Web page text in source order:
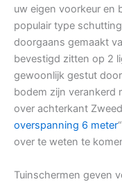
uw eigen voorkeur en
populair type
doorgaans gemaakt
bevestigd zitten op 2
gewoonlijk gestut
bodem zijn verankerd
over achterkant
overspanning 6 meter
over te weten te
Tuinschermen geven